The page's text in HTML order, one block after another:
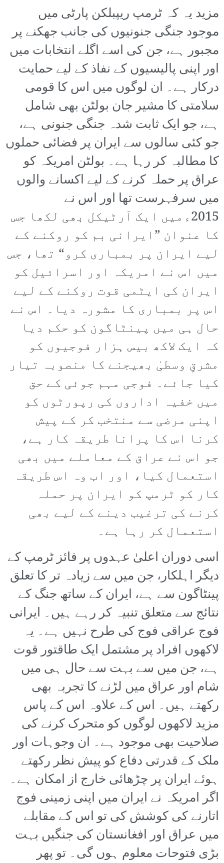
مزید یہ کہ ٹرمپ ریپبلکن پارٹی میں
موجود جنگی جنونیوں کی جانب جھکنے پر
مجبور ہے، جن کی اسے اگلے انتخابات میں
اور اپنی پالیسیوں کے نفاذ کے لیے حمایت
درکار ہے۔ ان لوگوں میں اس کا قومی
سلامتی کا مشیر جان بولٹن بھی شامل
ہے، جو ایک ثابت شدہ جنگی جنونی ہے،
جو کئی سالوں سے ایران پر فضائی حملوں
کا مطالبہ کر رہا ہے۔ بولٹن امریکہ کو
عراق پر حملہ کرنے کے لیے اکسانے والوں
میں سرفہرست تھا اور اس نے
2015ءمیں ایک آرٹیکل بھی لکھا جس
کا عنوان ”ایرانی بم کو روکنے کے
لیے ایران پر بمباری کرو“ تھا، جس
میں اس نے امریکہ اور اسرائیل کو
ایران کی ایٹمی قوت روکنے کے لیے
اس پر بمباری کا مشورہ دیا۔ اس نے
حال ہی میں پینٹاگون کو حکم دیا
کہ ایک لاکھ بیس ہزار فوجیوں کو
مشرقِ وسطیٰ بھیجنے کا منصوبہ تیار
کیا جائے۔ فوجی مہم جوئی کے حق
میں خفیہ اداروں کی رپورٹوں کو
اپنی مرضی سے منتخب کر کے پیش
کرنا اس کا پرانا طریقہ کار ہے،
جو اس نے عراق کے معاملے میں بھی
استعمال کیا، اور اب وہ اس طریقہ
کار کو ٹرمپ کو ایران پر حملہ
کرنے کی ترغیب دینے کے لیے بھی
استعمال کر رہا ہے۔
اسی دوران اعلیٰ عہدوں پر فائز ٹرمپ کے
دیگر اہلکار، جن میں سے زیادہ تر کا تعلق
پینٹاگون سے ہے، ایران کے ساتھ جنگ کے
نتائج سے متعلق تنبیہ کر رہے ہیں۔ ایرانی
فوج عراقی فوج کی طرح نہیں ہے۔ یہ
لاکھوں افراد پر مشتمل ایک طاقتور قوت
ہے، جن میں سے بہت سے حال ہی میں
شام اور عراق میں لڑنے کا تجربہ بھی
رکھتے ہیں۔ اس کے علاوہ اس کے پاس
مزید لاکھوں لوگوں کو متحرک کرنے کی
صلاحیت بھی موجود ہے۔ ان وجوہات اور
ملک کے قدرتی دفاع کو پیش نظر رکھتے
ہوئے ایران پر چڑھائی خارج از امکان ہے۔
اگر امریکہ نے ایران میں اپنی زمینی فوج
اتارنے کی کوشش کی تو اس کے مقابلے
میں عراق اور افغانستان کی جنگیں بہت
بڑی فتوحات معلوم ہوں گی۔ تو پھر